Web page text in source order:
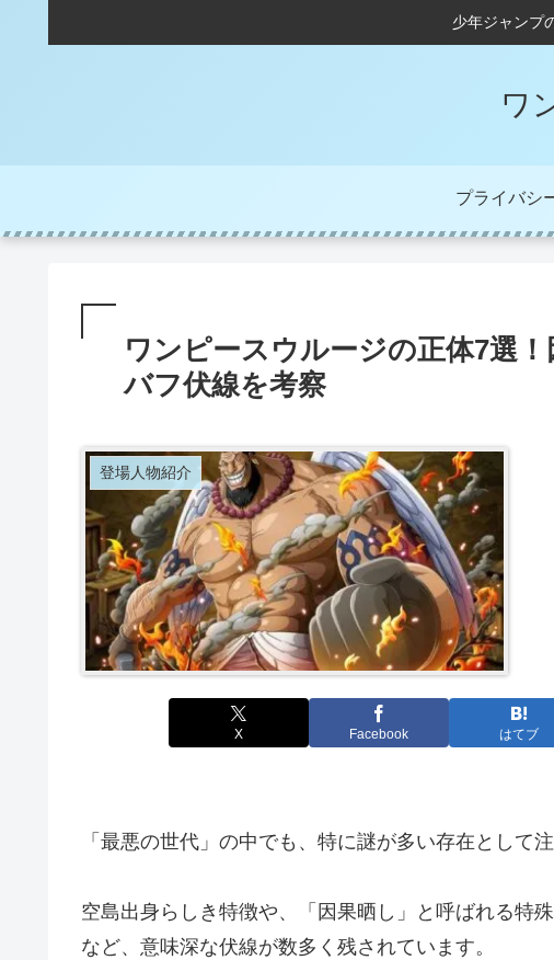
少年ジャンプ
ワ
プライバシ
ワンピースウルージの正体7選
バフ伏線を考察
登場人物紹介
X Facebook はてブ
「最悪の世代」の中でも、特に謎が多い存在として
空島出身らしき特徴や、「因果晒し」と呼ばれる特
など、意味深な伏線が数多く残されています。